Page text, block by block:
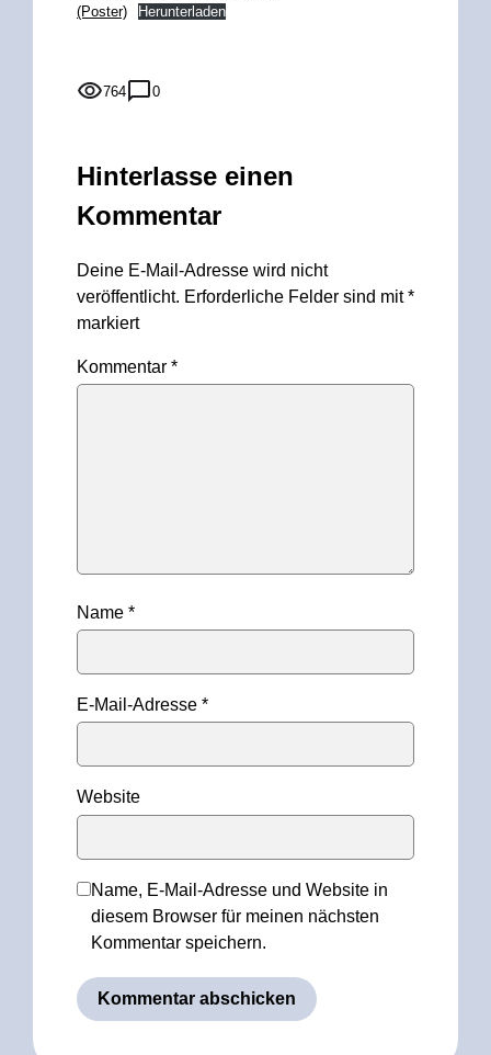
(Poster)
Herunterladen
764 0
Hinterlasse einen
Kommentar
Deine E-Mail-Adresse wird nicht
veröffentlicht. Erforderliche Felder sind mit*
markiert
Kommentar *
Name *
E-Mail-Adresse *
Website
Name, E-Mail-Adresse und Website in
diesem Browser für meinen nächsten
Kommentar speichern.